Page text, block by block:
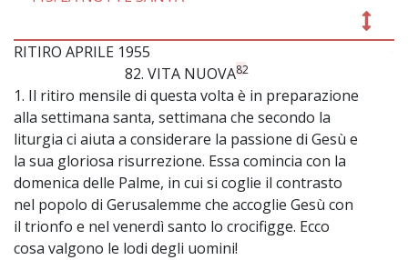
RITIRO APRILE 1955
82. VITA NUOVA82
1. Il ritiro mensile di questa volta è in preparazione
alla settimana santa, settimana che secondo la
liturgia ci aiuta a considerare la passione di Gesù e
la sua gloriosa risurrezione. Essa comincia con la
domenica delle Palme, in cui si coglie il contrasto
nel popolo di Gerusalemme che accoglie Gesù con
il trionfo e nel venerdì santo lo crocifigge. Ecco
cosa valgono le lodi degli uomini!